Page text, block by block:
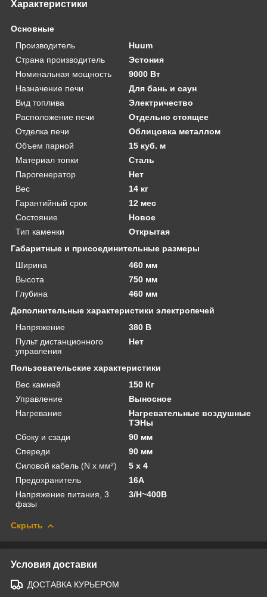
Характеристики
Основные
Производитель
Huum
Страна производитель
Эстония
Номинальная мощность
9000 Вт
Назначение печи
Для бань и саун
Вид топлива
Электричество
Расположение печи
Отдельно стоящее
Отделка печи
Облицовка металлом
Объем парной
15 куб. м
Материал топки
Сталь
Парогенератор
Нет
Вес
14 кг
Гарантийный срок
12 мес
Состояние
Новое
Тип каменки
Открытая
Габаритные и присоединительные размеры
Ширина
460 мм
Высота
750 мм
Глубина
460 мм
Дополнительные характеристики электропечей
Напряжение
380 В
Пульт дистанционного
управления
Нет
Пользовательские характеристики
Вес камней
150 Кг
Управление
Выносное
Нагревание
Нагревательные воздушные
ТЭНы
Сбоку и сзади
90 мм
Спереди
90 мм
Силовой кабель (N x мм²)
5 х 4
Предохранитель
16A
Напряжение питания, 3
фазы
3/Н~400В
Скрыть
Условия доставки
ДОСТАВКА КУРЬЕРОМ